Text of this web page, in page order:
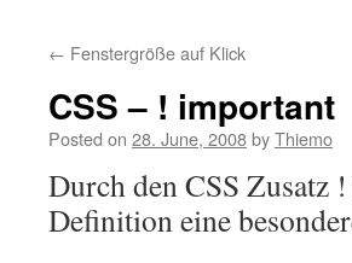
← Fenstergröße auf Klick
CSS – ! important
Posted on 28. June, 2008byThiemo
Durch den CSS Zusatz
Definition eine